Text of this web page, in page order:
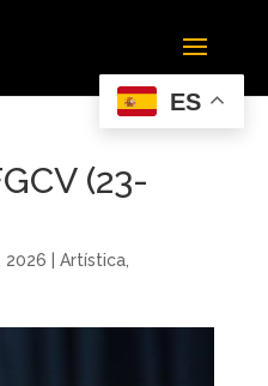
(23-
2026 Artística,
ES